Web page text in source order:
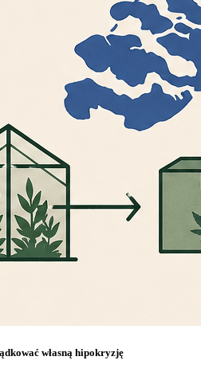
własną hipokryzję